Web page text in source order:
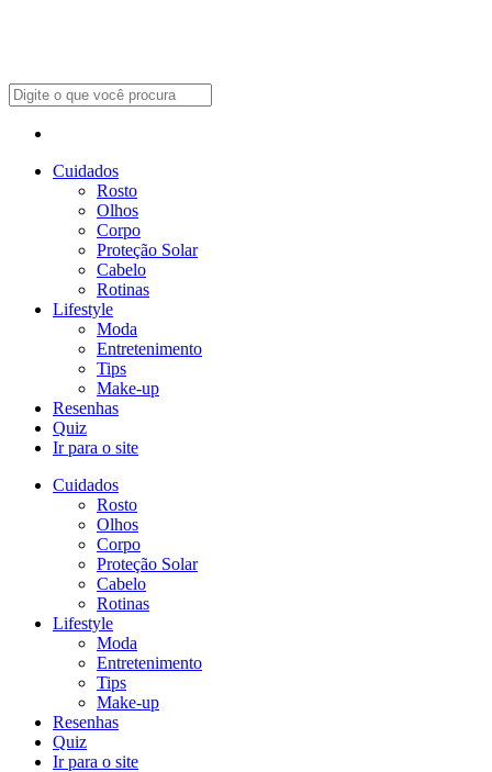
Cuidados
Rosto
Olhos
Corpo
Proteção Solar
Cabelo
Rotinas
Lifestyle
Moda
Entretenimento
Tips
Make-up
Resenhas
Quiz
Ir para o site
Cuidados
Rosto
Olhos
Corpo
Proteção Solar
Cabelo
Rotinas
Lifestyle
Moda
Entretenimento
Tips
Make-up
Resenhas
Quiz
Ir para o site